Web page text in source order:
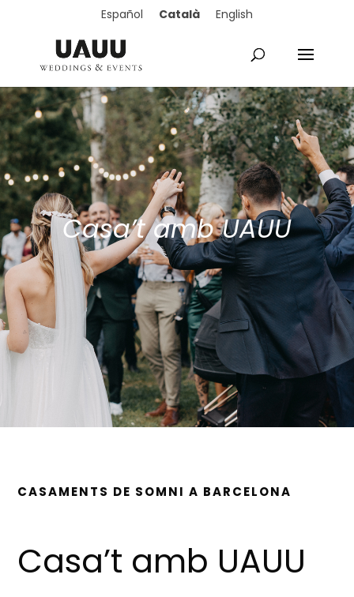
Español Català English
Casa’t amb UAUU
CASAMENTS DE SOMNI A BARCELONA
Casa’t amb UAUU